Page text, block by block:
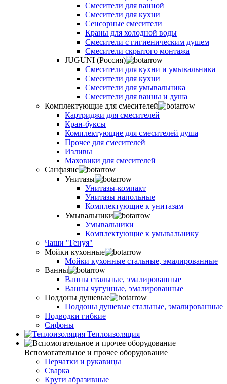
Смесители для ванной
Смесители для кухни
Сенсорные смесители
Краны для холодной воды
Смесители с гигиеническим душем
Смесители скрытого монтажа
JUGUNI (Россия)
Смесители для кухни и умывальника
Смесители для кухни
Смесители для умывальника
Смесители для ванны и душа
Комплектующие для смесителей
Картриджи для смесителей
Кран-буксы
Комплектующие для смесителей душа
Прочее для смесителей
Изливы
Маховики для смесителей
Санфаянс
Унитазы
Унитазы-компакт
Унитазы напольные
Комплектующие к унитазам
Умывальники
Умывальники
Комплектующие к умывальнику
Чаши "Генуя"
Мойки кухонные
Мойки кухонные стальные, эмалированные
Ванны
Ванны стальные, эмалированные
Ванны чугунные, эмалированные
Поддоны душевые
Поддоны душевые стальные, эмалированные
Подводки гибкие
Сифоны
Теплоизоляция
Вспомогательное и прочее оборудование
Перчатки и рукавицы
Сварка
Круги абразивные